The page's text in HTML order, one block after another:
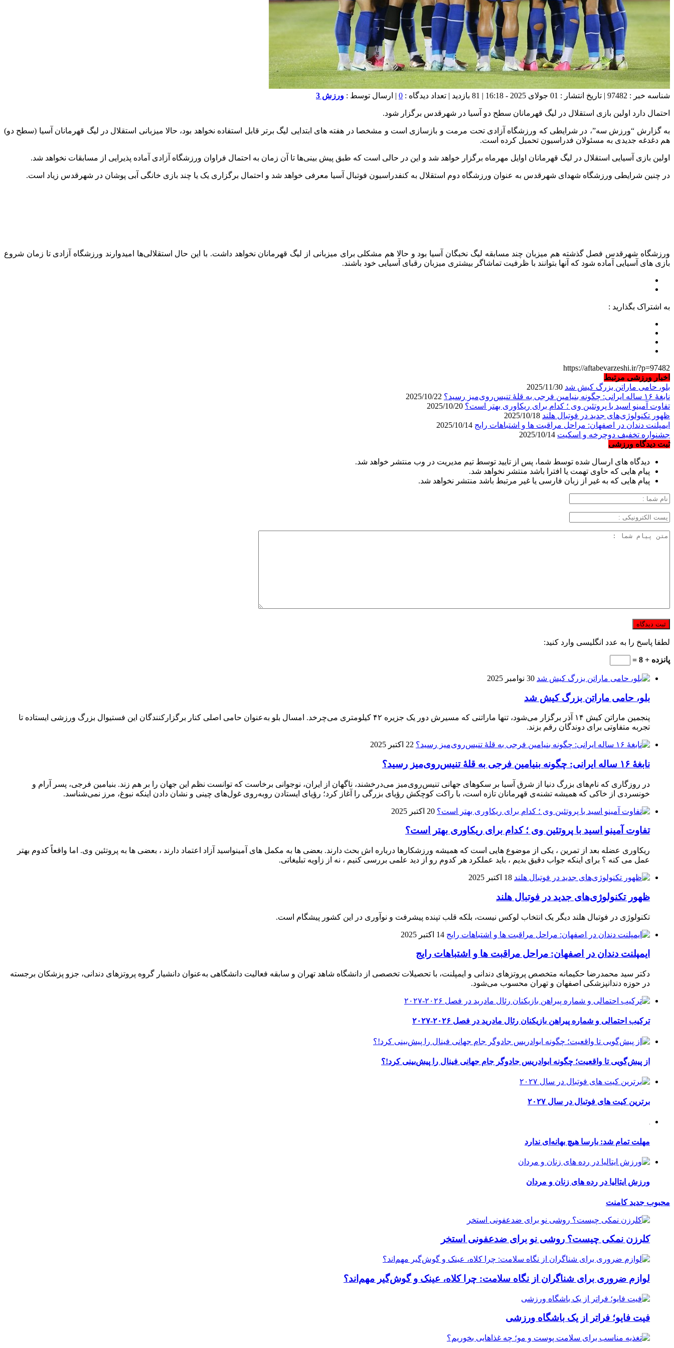
شناسه خبر : 97482 | تاریخ انتشار : 01 جولای 2025 - 16:18 | 81 بازدید | تعداد دیدگاه : 0 | ارسال توسط : ورزش 3
احتمال دارد اولین بازی استقلال در لیگ قهرمانان سطح دو آسیا در شهرقدس برگزار شود.
به گزارش “ورزش سه”، در شرایطی که ورزشگاه آزادی تحت مرمت و بازسازی است و مشخصا در هفته های ابتدایی لیگ برتر قابل استفاده نخواهد بود، حالا میزبانی استقلال در لیگ قهرمانان آسیا (سطح دو)
هم دغدغه جدیدی به مسئولان فدراسیون تحمیل کرده است.
اولین بازی آسیایی استقلال در لیگ قهرمانان اوایل مهرماه برگزار خواهد شد و این در حالی است که طبق پیش بینی‌ها تا آن زمان به احتمال فراوان ورزشگاه آزادی آماده پذیرایی از مسابقات نخواهد شد.
در چنین شرایطی ورزشگاه شهدای شهرقدس به عنوان ورزشگاه دوم استقلال به کنفدراسیون فوتبال آسیا معرفی خواهد شد و احتمال برگزاری یک یا چند بازی خانگی آبی پوشان در شهرقدس زیاد است.
ورزشگاه شهرقدس فصل گذشته هم میزبان چند مسابقه لیگ نخبگان آسیا بود و حالا هم مشکلی برای میزبانی از لیگ قهرمانان نخواهد داشت. با این حال استقلالی‌ها امیدوارند ورزشگاه آزادی تا زمان شروع
بازی های آسیایی آماده شود که آنها بتوانند با ظرفیت تماشاگر بیشتری میزبان رقبای آسیایی خود باشند.
به اشتراک بگذارید :
https://aftabevarzeshi.ir/?p=97482
اخبار ورزشی مرتبط
بلو، حامی ماراتن بزرگ کیش شد
نابغهٔ ۱۶ ساله ایرانی: چگونه بنیامین فرجی به قلهٔ تنیس‌روی‌میز رسید؟
تفاوت آمینو اسید با پروتئین وی ؛ کدام برای ریکاوری بهتر است؟
ظهور تکنولوژی‌های جدید در فوتبال هلند
ایمپلنت دندان در اصفهان: مراحل مراقبت ها و اشتباهات رایج
جشنواره تخفیف دوچرخه‌ و اسکیت
ثبت دیدگاه ورزشی
دیدگاه های ارسال شده توسط شما، پس از تایید توسط تیم مدیریت در وب منتشر خواهد شد.
پیام هایی که حاوی تهمت یا افترا باشد منتشر نخواهد شد.
پیام هایی که به غیر از زبان فارسی یا غیر مرتبط باشد منتشر نخواهد شد.
لطفا پاسخ را به عدد انگلیسی وارد کنید:
پانزده + 8 =
30 نوامبر 2025
بلو، حامی ماراتن بزرگ کیش شد
پنجمین ماراتن کیش ۱۴ آذر برگزار می‌شود، تنها ماراتنی که مسیرش دور یک جزیره ۴۲ کیلومتری می‌چرخد. امسال بلو به‌عنوان حامی اصلی کنار برگزارکنندگان این فستیوال بزرگ ورزشی ایستاده تا
تجربه متفاوتی برای دوندگان رقم بزند.
22 اکتبر 2025
نابغهٔ ۱۶ ساله ایرانی: چگونه بنیامین فرجی به قلهٔ تنیس‌روی‌میز رسید؟
در روزگاری که نام‌های بزرگ دنیا از شرق آسیا بر سکوهای جهانی تنیس‌روی‌میز می‌درخشند، ناگهان از ایران، نوجوانی برخاست که توانست نظم این جهان را بر هم زند. بنیامین فرجی، پسر آرام و
خونسردی از خاکی که همیشه تشنه‌ی قهرمانان تازه است، با راکت کوچکش رؤیای بزرگی را آغاز کرد؛ رؤیای ایستادن روبه‌روی غول‌های چینی و نشان دادن اینکه نبوغ، مرز نمی‌شناسد.
20 اکتبر 2025
تفاوت آمینو اسید با پروتئین وی ؛ کدام برای ریکاوری بهتر است؟
ریکاوری عضله بعد از تمرین ، یکی از موضوع‌ هایی‌ است که همیشه ورزشکارها درباره‌ اش بحث دارند. بعضی‌ ها به مکمل‌ های آمینواسید آزاد اعتماد دارند ، بعضی‌ ها به پروتئین وی. اما واقعاً کدوم بهتر
عمل می‌ کنه ؟ برای اینکه جواب دقیق بدیم ، باید عملکرد هر کدوم رو از دید علمی بررسی کنیم ، نه از زاویه تبلیغاتی.
18 اکتبر 2025
ظهور تکنولوژی‌های جدید در فوتبال هلند
تکنولوژی در فوتبال هلند دیگر یک انتخاب لوکس نیست، بلکه قلب تپنده پیشرفت و نوآوری در این کشور پیشگام است.
14 اکتبر 2025
ایمپلنت دندان در اصفهان: مراحل مراقبت ها و اشتباهات رایج
دکتر سید محمدرضا حکیمانه متخصص پروتزهای دندانی و ایمپلنت، با تحصیلات تخصصی از دانشگاه شاهد تهران و سابقه فعالیت دانشگاهی به‌عنوان دانشیار گروه پروتزهای دندانی، جزو پزشکان برجسته
در حوزه دندانپزشکی اصفهان و تهران محسوب می‌شود.
ترکیب احتمالی و شماره پیراهن بازیکنان رئال مادرید در فصل ۲۰۲۶-۲۰۲۷
از پیش‌گویی تا واقعیت؛ چگونه ابوادریس جادوگر جام جهانی فینال را پیش‌بینی کرد!؟
برترین کیت های فوتبال در سال ۲۰۲۷
مهلت تمام شد: بارسا هیچ بهانه‌‌ای ندارد
ورزش ایتالیا در رده های زنان و مردان
محبوب جدیدکامنت
کلرزن نمکی چیست؟ روشی نو برای ضدعفونی استخر
لوازم ضروری برای شناگران از نگاه سلامت: چرا کلاه، عینک و گوش‌گیر مهم‌اند؟
فیت ‌فایو؛ فراتر از یک باشگاه ورزشی